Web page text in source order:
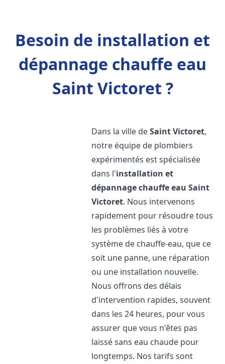
Besoin de installation et
dépannage chauffe eau
Saint Victoret ?
Dans la ville deSaint Victoret,
notre équipe de plombiers
expérimentés est spécialisée
dans l'installation et
dépannage chauffe eau Saint
Victoret. Nous intervenons
rapidement pour résoudre tous
les problèmes liés à votre
système de chauffe-eau, que ce
soit une panne, une réparation
ou une installation nouvelle.
Nous offrons des délais
d'intervention rapides, souvent
dans les 24 heures, pour vous
assurer que vous n'êtes pas
laissé sans eau chaude pour
longtemps. Nos tarifs sont